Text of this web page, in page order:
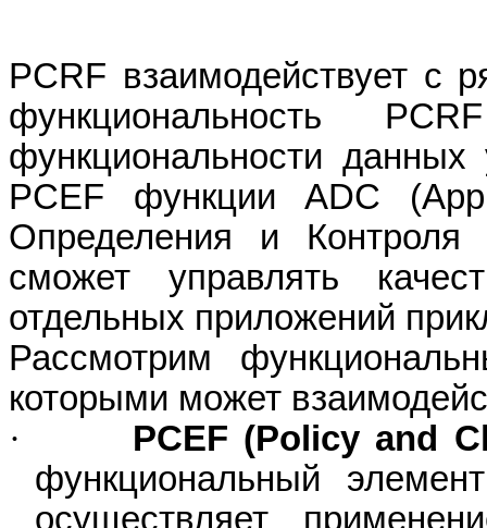
PCRF взаимодействует с
функциональность PCRF
функциональности
PCEF функции ADC
Определения и
сможет управлять
отдельных приложений
Рассмотрим
которыми может
·
PCEF (Policy and
функциональный
осуществляет